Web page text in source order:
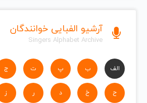
آرشیو الفبایی خوانندگان
Singers Alphabet Archive
الف ب پ ت ج
ح خ د ر ز